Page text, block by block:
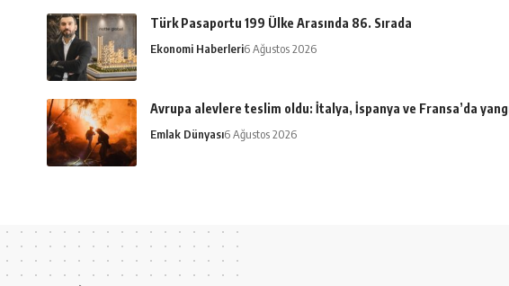
Türk Pasaportu 199 Ülke Arasında 86. Sırada
Ekonomi Haberleri6 Ağustos 2026
Avrupa alevlere teslim oldu: İtalya, İspanya ve Fransa’da
Emlak Dünyası6 Ağustos 2026